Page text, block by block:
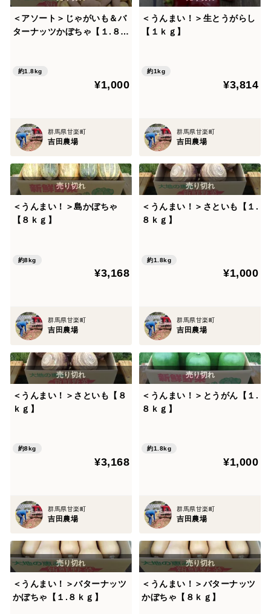
＜アソート＞じゃがいも＆バ
ターナッツかぼちゃ【１.８ｋ
約1.8kg
¥1,000
群馬県甘楽町
吉田農場
＜うんまい！＞生とうがらし
【１ｋｇ】
約1kg
¥3,814
群馬県甘楽町
吉田農場
＜うんまい！＞島かぼちゃ
【８ｋｇ】
約8kg
¥3,168
群馬県甘楽町
吉田農場
＜うんまい！＞さといも【１.
８ｋｇ】
約1.8kg
¥1,000
群馬県甘楽町
吉田農場
＜うんまい！＞さといも【８
ｋｇ】
約8kg
¥3,168
群馬県甘楽町
吉田農場
＜うんまい！＞とうがん【１.
８ｋｇ】
約1.8kg
¥1,000
群馬県甘楽町
吉田農場
＜うんまい！＞バターナッツ
かぼちゃ【１.８ｋｇ】
＜うんまい！＞バターナッツ
かぼちゃ【８ｋｇ】